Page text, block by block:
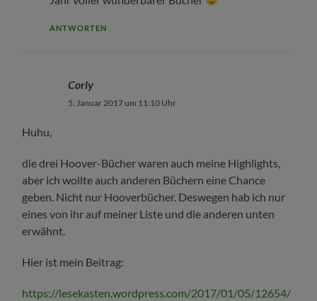
ANTWORTEN
Corly
5. Januar 2017 um 11:10 Uhr
Huhu,
die drei Hoover-Bücher waren auch meine Highlights,
aber ich wollte auch anderen Büchern eine Chance
geben. Nicht nur Hooverbücher. Deswegen hab ich nur
eines von ihr auf meiner Liste und die anderen unten
erwähnt.
Hier ist mein Beitrag:
https://lesekasten.wordpress.com/2017/01/05/12654/